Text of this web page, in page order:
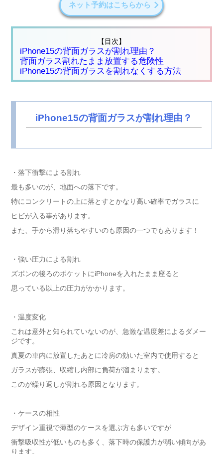
ネット予約はこちらから
【目次】
iPhone15の背面ガラスが割れ理由？
背面ガラス割れたまま放置する危険性
iPhone15の背面ガラスを割れなくする方法
iPhone15の背面ガラスが割れ理由？
・落下衝撃による割れ
最も多いのが、地面への落下です。
特にコンクリートの上に落とすとかなり高い確率でガラスに
ヒビが入る事があります。
また、手から滑り落ちやすいのも原因の一つでもあります！
・強い圧力による割れ
ズボンの後ろのポケットにiPhoneを入れたまま座ると
思っている以上の圧力がかかります。
・温度変化
これは意外と知られていないのが、急激な温度差によるダメー
ジです。
真夏の車内に放置したあとに冷房の効いた室内で使用すると
ガラスが膨張、収縮し内部に負荷が溜まります。
このが繰り返しが割れる原因となります。
・ケースの相性
デザイン重視で薄型のケースを選ぶ方も多いですが
衝撃吸収性が低いものも多く、落下時の保護力が弱い傾向があ
ります。